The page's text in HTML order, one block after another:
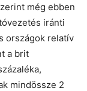
még ebben
iránti
országok relatív
a brit
mindössze 2